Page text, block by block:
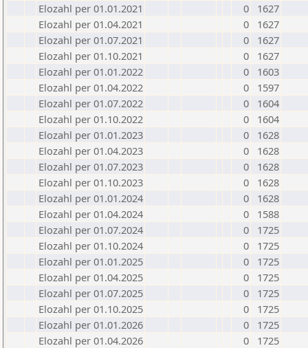
Elozahl per 01.01.2021
0
1627
Elozahl per 01.04.2021
0
1627
Elozahl per 01.07.2021
0
1627
Elozahl per 01.10.2021
0
1627
Elozahl per 01.01.2022
0
1603
Elozahl per 01.04.2022
0
1597
Elozahl per 01.07.2022
0
1604
Elozahl per 01.10.2022
0
1604
Elozahl per 01.01.2023
0
1628
Elozahl per 01.04.2023
0
1628
Elozahl per 01.07.2023
0
1628
Elozahl per 01.10.2023
0
1628
Elozahl per 01.01.2024
0
1628
Elozahl per 01.04.2024
0
1588
Elozahl per 01.07.2024
0
1725
Elozahl per 01.10.2024
0
1725
Elozahl per 01.01.2025
0
1725
Elozahl per 01.04.2025
0
1725
Elozahl per 01.07.2025
0
1725
Elozahl per 01.10.2025
0
1725
Elozahl per 01.01.2026
0
1725
Elozahl per 01.04.2026
0
1725